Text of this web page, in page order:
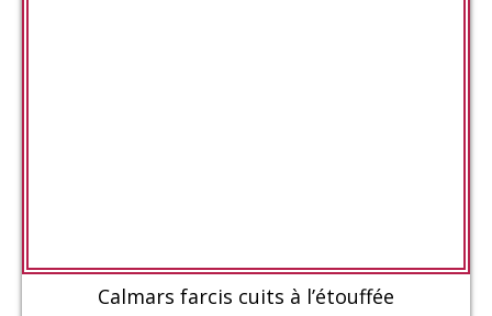
Calmars farcis cuits à l’étouffée